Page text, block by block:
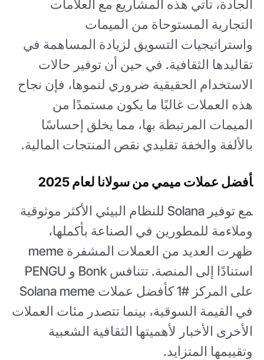
الجادة، تأتي هذه المشاريع مع العلامات
التجارية المستوحاة من الميمات
واستراتيجيات التسويق لزيادة المساهمة في
تقاليدها الثقافية. في حين أن توفير حالات
الاستخدام الحقيقية ضروري لنموها، فإن نجاح
هذه العملات غالبًا ما يكون مستمدًا من
الميمات المرتبطة بها، مما يخلق إحساسًا
بالألفة والخفة تقليدي نقص المنتجات المالية.
أفضل عملات ميمي من سولانا لعام 2025
مع توفير Solana للنظام البيئي الأكثر موثوقية
وملاءمة للمطورين في الصناعة بأكملها،
ظهرت العديد من العملات المشفرة meme
استنادًا إلى المنصة. تتنافس Bonk و PENGU
على المركز #1 كأفضل عملات Solana meme
في القيمة السوقية، بينما تتصدر مئات العملات
الأخرى الأخبار لأهميتها الثقافية الشعبية
وتقييمها المتزايد.